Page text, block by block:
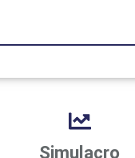
Simulacro